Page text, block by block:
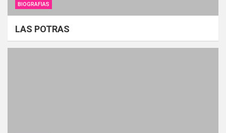
BIOGRAFIAS
LAS POTRAS